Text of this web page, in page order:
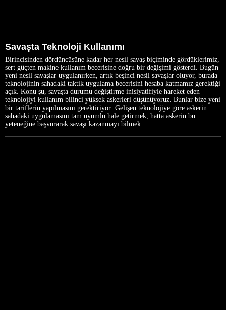
Savaşta Teknoloji Kullanımı
Birincisinden dördüncüsüne kadar her nesil savaş biçiminde gördüklerimiz,
sert güçten makine kullanım becerisine doğru bir değişimi gösterdi. Bugün
yeni nesil savaşlar uygulanırken, artık beşinci nesil savaşlar oluyor, burada
teknolojinin sahadaki taktik uygulama becerisini hesaba katmamız gerektiği
açık. Konu şu, savaşta durumu değiştirme inisiyatifiyle hareket eden
teknolojiyi kullanım bilinci yüksek askerleri düşünüyoruz. Bunlar bize yeni
bir tariflerin yapılmasını gerektiriyor: Gelişen teknolojiye göre askerin
sahadaki uygulamasını tam uyumlu hale getirmek, hatta askerin bu
yeteneğine başvurarak savaşı kazanmayı bilmek.